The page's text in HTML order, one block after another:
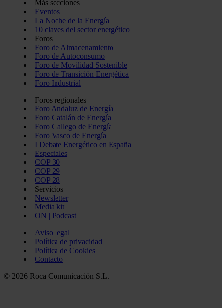
Más secciones
Eventos
La Noche de la Energía
10 claves del sector energético
Foros
Foro de Almacenamiento
Foro de Autoconsumo
Foro de Movilidad Sostenible
Foro de Transición Energética
Foro Industrial
Foros regionales
Foro Andaluz de Energía
Foro Catalán de Energía
Foro Gallego de Energía
Foro Vasco de Energía
I Debate Energético en España
Especiales
COP 30
COP 29
COP 28
Servicios
Newsletter
Media kit
ON | Podcast
Aviso legal
Política de privacidad
Política de Cookies
Contacto
© 2026 Roca Comunicación S.L.